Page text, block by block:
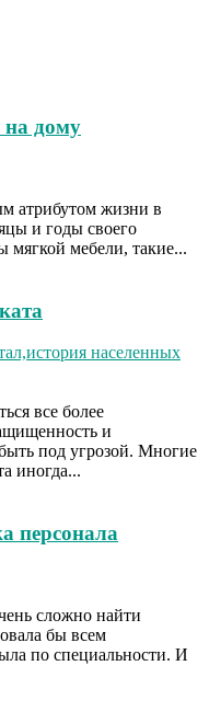
на дому
атрибутом жизни в
и годы своего
мебели, такие...
населенных
все более
и
под угрозой. Многие
иногда...
персонала
сложно найти
бы всем
по специальности. И